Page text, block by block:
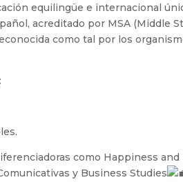
equilingüe e internacional
acreditado por MSA (Middle
como tal por los
como Happiness and
y Business Studies